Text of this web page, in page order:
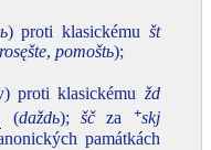
) proti klasickému št
, pomoštь);
proti klasickému žd
(daždь); ščza +skj
památkách